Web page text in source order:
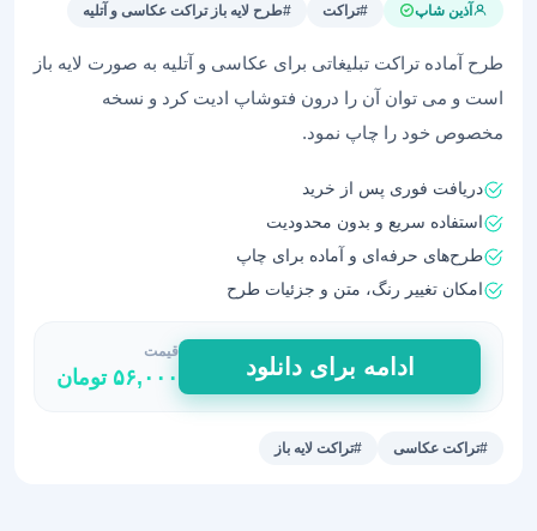
آذین شاپ #تراکت #طرح لایه باز تراکت عکاسی و آتلیه
طرح آماده تراکت تبلیغاتی برای عکاسی و آتلیه به صورت لایه باز
است و می توان آن را درون فتوشاپ ادیت کرد و نسخه
مخصوص خود را چاپ نمود.
دریافت فوری پس از خرید
استفاده سریع و بدون محدودیت
طرح‌های حرفه‌ای و آماده برای چاپ
امکان تغییر رنگ، متن و جزئیات طرح
تراکت
تبلیغاتی
آتلیه
عکاسی
ادامه برای دانلود
قیمت
۵۶,۰۰۰ تومان
#تراکت عکاسی #تراکت لایه باز